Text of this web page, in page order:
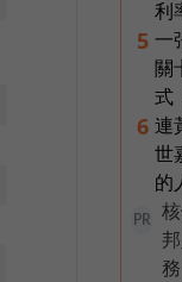
利
5 一
關
式
6 連
世
的
PR